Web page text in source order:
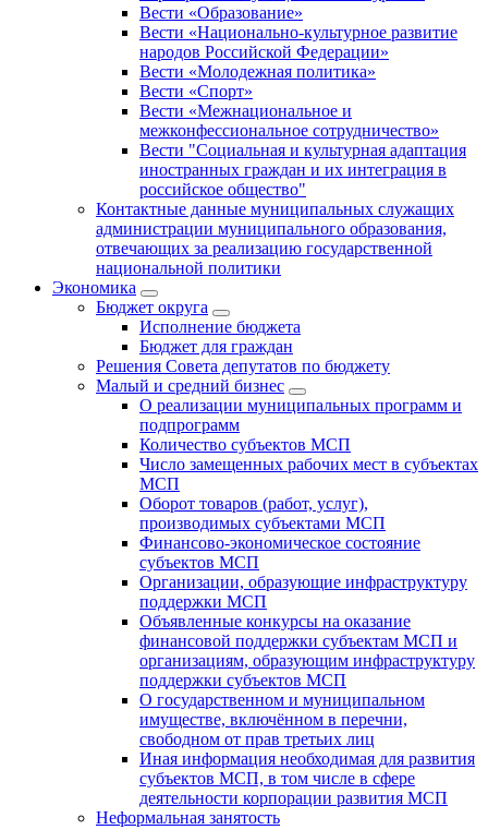
Вести «Образование»
Вести «Национально-культурное развитие
народов Российской Федерации»
Вести «Молодежная политика»
Вести «Спорт»
Вести «Межнациональное и
межконфессиональное сотрудничество»
Вести "Социальная и культурная адаптация
иностранных граждан и их интеграция в
российское общество"
Контактные данные муниципальных служащих
администрации муниципального образования,
отвечающих за реализацию государственной
национальной политики
Экономика
Бюджет округa
Исполнение бюджета
Бюджет для граждан
Решения Совета депутатов по бюджету
Малый и средний бизнес
О реализации муниципальных программ и
подпрограмм
Количество субъектов МСП
Число замещенных рабочих мест в субъектах
МСП
Оборот товаров (работ, услуг),
производимых субъектами МСП
Финансово-экономическое состояние
субъектов МСП
Организации, образующие инфраструктуру
поддержки МСП
Объявленные конкурсы на оказание
финансовой поддержки субъектам МСП и
организациям, образующим инфраструктуру
поддержки субъектов МСП
О государственном и муниципальном
имуществе, включённом в перечни,
свободном от прав третьих лиц
Иная информация необходимая для развития
субъектов МСП, в том числе в сфере
деятельности корпорации развития МСП
Неформальная занятость